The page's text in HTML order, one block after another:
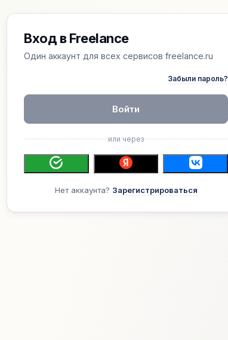
Вход в Freelance
Один аккаунт для всех сервисов freelance.ru
Забыли пароль?
Войти
или через
Нет аккаунта? Зарегистрироваться